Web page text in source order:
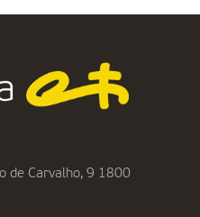
de Carvalho, 9 1800